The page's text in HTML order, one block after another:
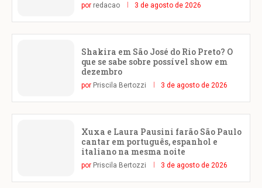
por redacao 3 de agosto de 2026
Shakira em São José do Rio Preto? O
que se sabe sobre possível show em
dezembro
por Priscila Bertozzi 3 de agosto de 2026
Xuxa e Laura Pausini farão São Paulo
cantar em português, espanhol e
italiano na mesma noite
por Priscila Bertozzi 3 de agosto de 2026